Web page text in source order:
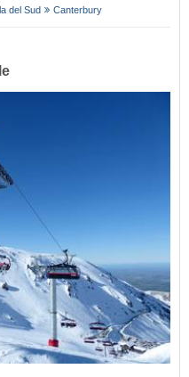
del Sud Canterbury